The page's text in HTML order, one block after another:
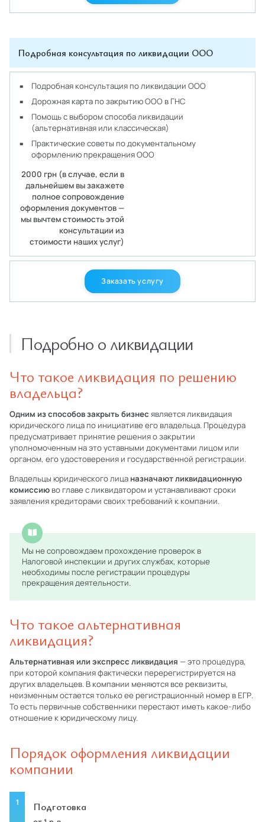
Подробная консультация по ликвидации ООО
Подробная консультация по ликвидации ООО
Дорожная карта по закрытию ООО в ГНС
Помощь с выбором способа ликвидации
(альтернативная или классическая)
Практические советы по документальному
оформлению прекращения ООО
2000 грн (в случае, если в
дальнейшем вы закажете
полное сопровождение
оформления документов —
мы вычтем стоимость этой
консультации из
стоимости наших услуг)
Заказать услугу
Подробно о ликвидации
Что такое ликвидация по решению
владельца?
Одним из способов закрыть бизнесявляется ликвидация
юридического лица по инициативе его владельца. Процедура
предусматривает принятие решения о закрытии
уполномоченным на это уставными документами лицом или
органом, его удостоверения и государственной регистрации.
Владельцы юридического лица назначают ликвидационную
комиссию во главе с ликвидатором и устанавливают сроки
заявления кредиторами своих требований к компании.
Мы не сопровождаем прохождение проверок в
Налоговой инспекции и других службах, которые
необходимы после регистрации процедуры
прекращения деятельности.
Что такое альтернативная
ликвидация?
Альтернативная или экспресс ликвидация — это процедура,
при которой компания фактически перерегистрируется на
других владельцев. В компании меняются все реквизиты,
неизменным остается только ее регистрационный номер в ЕГР.
То есть первичные собственники перестают иметь какое-либо
отношение к юридическому лицу.
Порядок оформления ликвидации
компании
Подготовка